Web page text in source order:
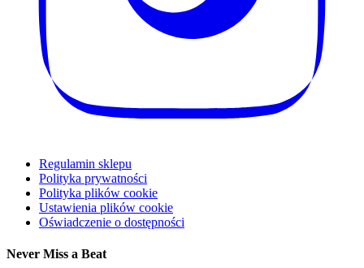
Regulamin sklepu
Polityka prywatności
Polityka plików cookie
Ustawienia plików cookie
Oświadczenie o dostępności
Never Miss a Beat